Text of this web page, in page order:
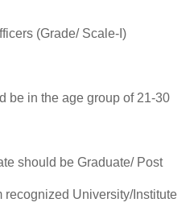
(Grade/ Scale-I)
be in the age group of 21-30
should be Graduate/ Post
recognized University/Institute